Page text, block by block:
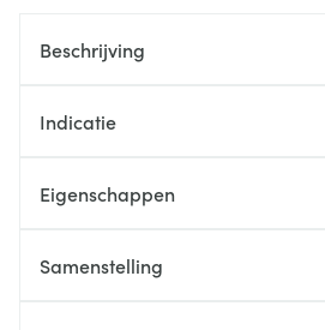
Beschrijving
Indicatie
Eigenschappen
Samenstelling